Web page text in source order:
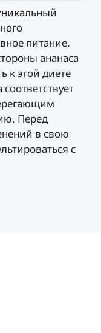
питание.
ананаса
к этой диете
Перед
в свою
с